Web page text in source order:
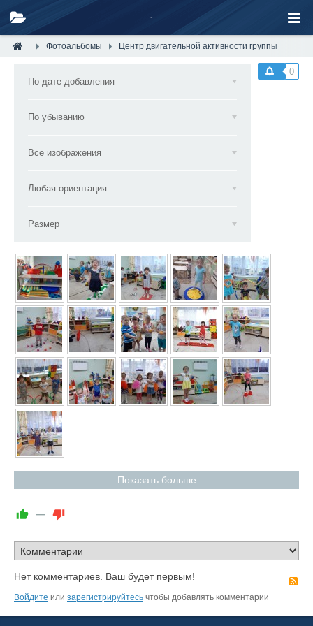
Фотоальбомы Центр двигательной активности группы
0
По дате добавления
По убыванию
Все изображения
Любая ориентация
Размер
Показать больше
—
Нет комментариев. Ваш будет первым!
Войдите или зарегистрируйтесь чтобы добавлять комментарии